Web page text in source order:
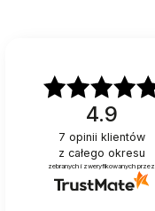
4.9
7 opinii klientów
z całego okresu
zebranych i zweryfikowanych przez